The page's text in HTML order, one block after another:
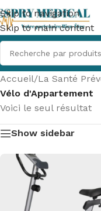
Skip to navigation
Skip to main content
Accueil/La Santé
Vélo d'Appartement
Voici le seul résultat
Show sidebar